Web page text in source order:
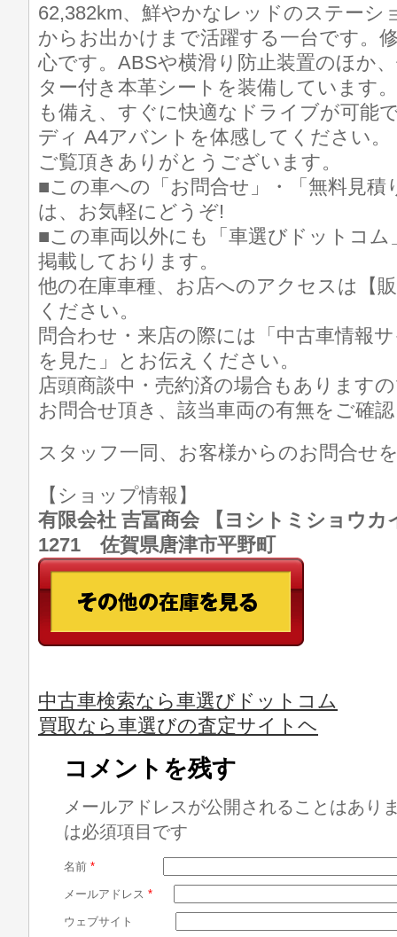
62,382km、鮮やかなレッドのステーシ
からお出かけまで活躍する一台です。
心です。ABSや横滑り防止装置のほか
ター付き本革シートを装備しています
も備え、すぐに快適なドライブが可能
ディ A4アバントを体感してください。
ご覧頂きありがとうございます。
■この車への「お問合せ」・「無料見積
は、お気軽にどうぞ!
■この車両以外にも「車選びドットコ
掲載しております。
他の在庫車種、お店へのアクセスは【
ください。
問合わせ・来店の際には「中古車情報
を見た」とお伝えください。
店頭商談中・売約済の場合もあります
お問合せ頂き、該当車両の有無をご確
スタッフ一同、お客様からのお問合せ
【ショップ情報】
有限会社 吉冨商会 【ヨシトミショウ
1271 佐賀県唐津市平野町
中古車検索なら車選びドットコム
買取なら車選びの査定サイトヘ
コメントを残す
メールアドレスが公開されることはあり
は必須項目です
名前 *
メールアドレス *
ウェブサイト